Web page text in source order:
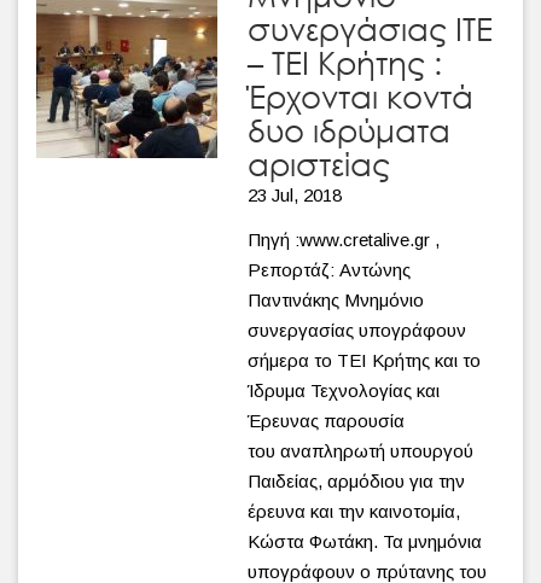
συνεργάσιας ΙΤΕ
– ΤΕΙ Κρήτης :
Έρχονται κοντά
δυο ιδρύματα
αριστείας
23 Jul, 2018
Πηγή :www.cretalive.gr ,
Ρεπορτάζ: Αντώνης
Παντινάκης Μνημόνιο
συνεργασίας υπογράφουν
σήμερα το ΤΕΙ Κρήτης και το
Ίδρυμα Τεχνολογίας και
Έρευνας παρουσία
του αναπληρωτή υπουργού
Παιδείας, αρμόδιου για την
έρευνα και την καινοτομία,
Κώστα Φωτάκη. Τα μνημόνια
υπογράφουν ο πρύτανης του